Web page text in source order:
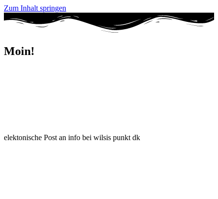
Zum Inhalt springen
Moin!
elektonische Post an info bei wilsis punkt dk